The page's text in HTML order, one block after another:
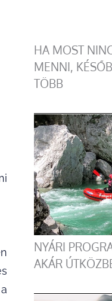
HA MOST
MENNI,
TÖBB
NYÁRI
AKÁR